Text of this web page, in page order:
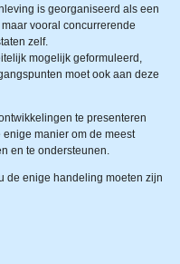
is georganiseerd als een
vooral concurrerende
zelf.
mogelijk geformuleerd,
moet ook aan deze
te presenteren
enige manier om de meest
en te ondersteunen.
de enige handeling moeten zijn